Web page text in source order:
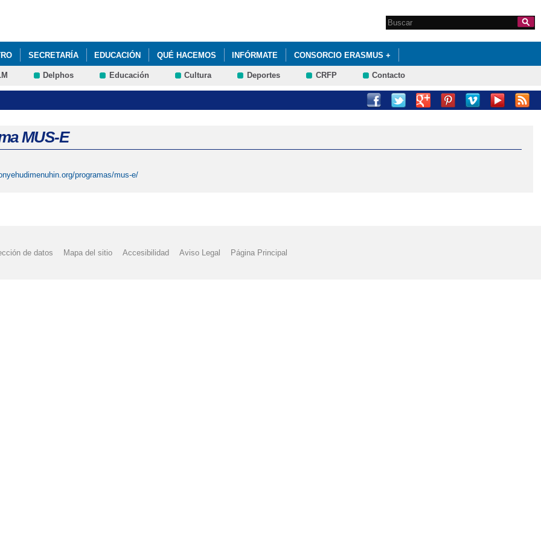
Formulario de
búsqueda
Search this site
SECRETARÍA EDUCACIÓN QUÉ HACEMOS INFÓRMATE CONSORCIO ERASMUS +
DE LA MUJER Y LA NIÑA EN LA CIENCIA. ¿QUÉ CELEBRAMOS? PROGRAMAS ESCOLARES
Delphos Educación Cultura Deportes CRFP Contacto
MUS-E
programas/mus-e/
de datos Mapa del sitio Accesibilidad Aviso Legal Página Principal